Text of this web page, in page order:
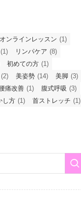
オンラインレッスン (1)
(1) リンパケア (8)
初めての方 (1)
(2) 美姿勢 (14) 美脚 (3)
痛改善 (1) 腹式呼吸 (3)
し方 (1) 首ストレッチ (1)